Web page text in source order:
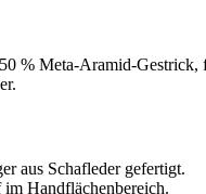
% Meta-Aramid-Gestrick,
aus Schafleder gefertigt.
Handflächenbereich.